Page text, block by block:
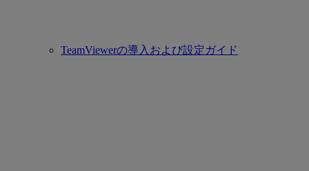
TeamViewerの導入および設定ガイド